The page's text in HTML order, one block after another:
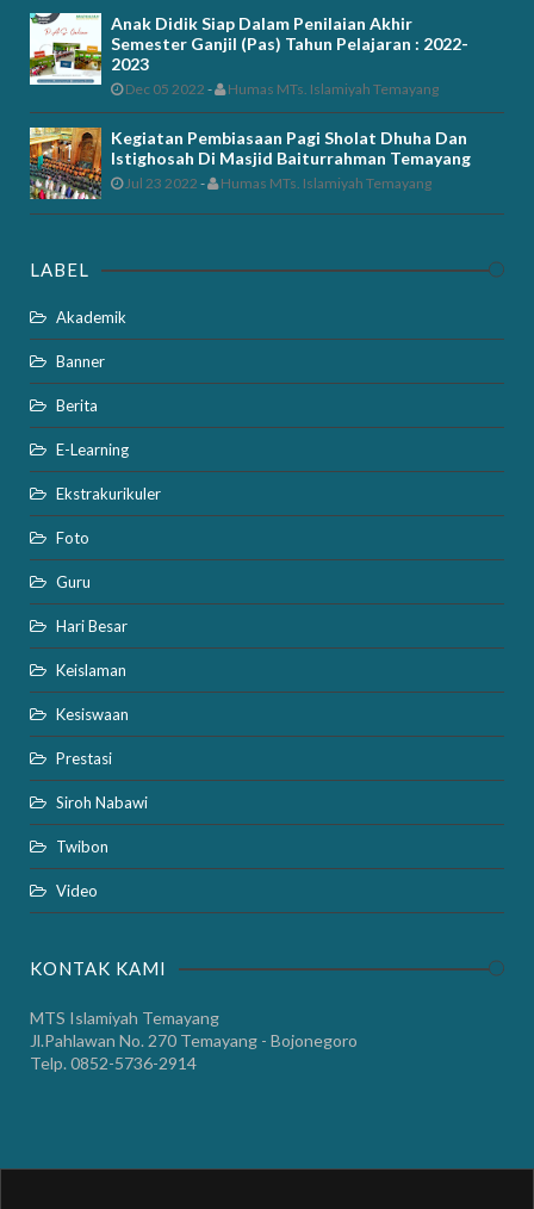
Anak Didik Siap Dalam Penilaian Akhir
Semester Ganjil (Pas) Tahun Pelajaran : 2022-
2023
Dec 05 2022 - Humas MTs. Islamiyah Temayang
Kegiatan Pembiasaan Pagi Sholat Dhuha Dan
Istighosah Di Masjid Baiturrahman Temayang
Jul 23 2022 - Humas MTs. Islamiyah Temayang
LABEL
Akademik
Banner
Berita
E-Learning
Ekstrakurikuler
Foto
Guru
Hari Besar
Keislaman
Kesiswaan
Prestasi
Siroh Nabawi
Twibon
Video
KONTAK KAMI
MTS Islamiyah Temayang
Jl.Pahlawan No. 270 Temayang - Bojonegoro
Telp. 0852-5736-2914